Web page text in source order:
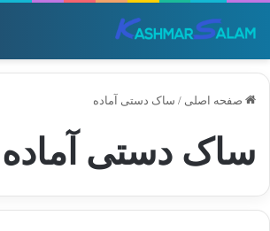
صفحه اصلی / ساک دستی آماده
ساک دستی آماده